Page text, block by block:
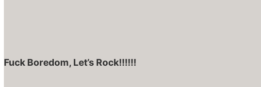
Fuck Boredom, Let’s Rock!!!!!!